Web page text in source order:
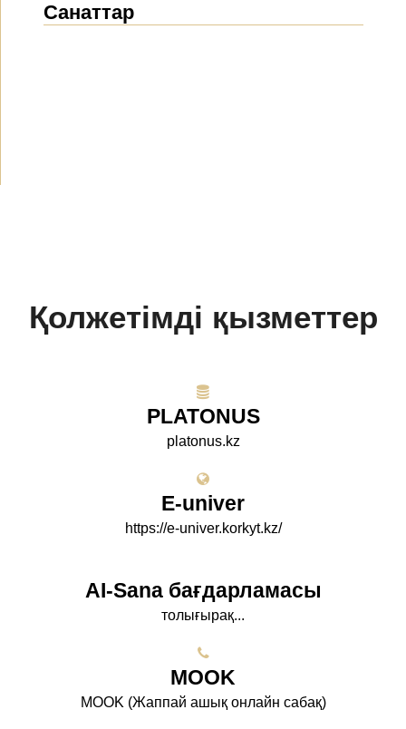
Санаттар
Қолжетімді қызметтер
PLATONUS
platonus.kz
E-univer
https://e-univer.korkyt.kz/
AI-Sana бағдарламасы
толығырақ...
МООK
МООK (Жаппай ашық онлайн сабақ)